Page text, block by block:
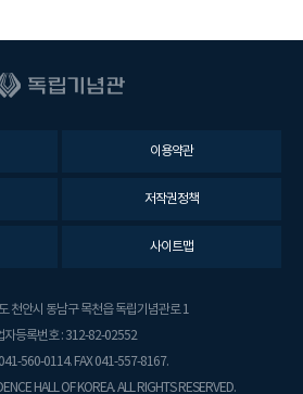
이용약관
저작권정책
사이트맵
천안시 동남구 목천읍 독립기념관로 1
자등록번호 : 312-82-02552
560-0114. FAX 041-557-8167.
HALL OF KOREA. ALL RIGHTS RESERVED.